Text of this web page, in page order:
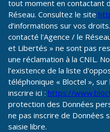
tout moment en contactant
Réseau. Consultez le site
d’informations sur vos
contacté l'Agence / le
et Libertés » ne sont pas
une réclamation à la CNIL.
l’existence de la liste
téléphonique « Bloctel »,
inscrire ici : https://
protection des Données
ne pas inscrire de Données
saisie libre.